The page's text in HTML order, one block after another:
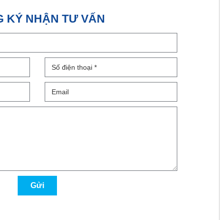
KÝ NHẬN TƯ VẤN
Gửi